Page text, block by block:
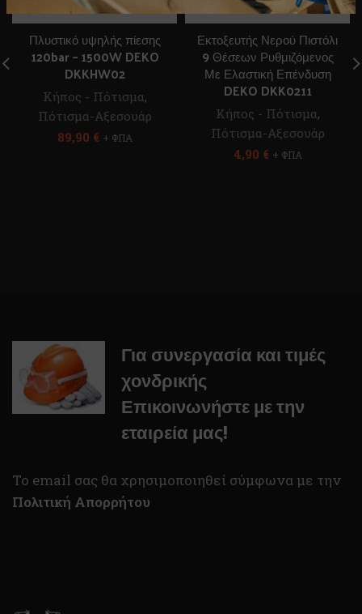
Πλυστικό υψηλής πίεσης
120bar – 1500W DEKO
DKKHW02
Κήπος - Πότισμα,
Πότισμα-Αξεσουάρ
89,90 € + ΦΠΑ
Εκτοξευτής Νερού Πιστόλι
9 Θέσεων Ρυθμιζόμενος
Με Ελαστική Επένδυση
DEKO DKK0211
Κήπος - Πότισμα,
Πότισμα-Αξεσουάρ
4,90 € + ΦΠΑ
Για συνεργασία και τιμές
χονδρικής
Επικοινωνήστε με την
εταιρεία μας!
To email σας θα χρησιμοποιηθεί σύμφωνα με την
Πολιτική Απορρήτου